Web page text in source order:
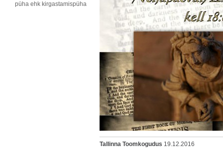
püha ehk kirgastamispüha
Tallinna Toomkogudus 19.12.2016